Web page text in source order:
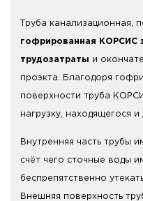
Труба канализационная,
гофрированная КОРСИС
трудозатраты и
проэкта. Благодоря
поверхности труба
нагрузку, находящегося
Внутренняя часть трубы
счёт чего сточные воды
беспрепятственно
Внешняя поверхность